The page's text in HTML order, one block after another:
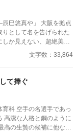
」 大阪を拠点
りとして名を告げられた
か見えない、超絶美貌
「え、あの子
い、抗争の火種が燻り始
文字数：33,864
て捧ぐ
であっ